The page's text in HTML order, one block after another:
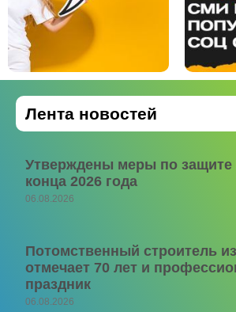
Лента новостей
Утверждены меры по защите
конца 2026 года
06.08.2026
Потомственный строитель
отмечает 70 лет и
праздник
06.08.2026